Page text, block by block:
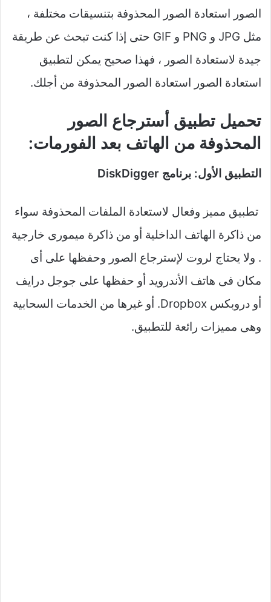
الصور استعادة الصور المحذوفة بتنسيقات مختلفة ،
مثل JPG و PNG و GIF حتى إذا كنت تبحث عن طريقة
جيدة لاستعادة الصور ، فهذا صحيح يمكن لتطبيق
استعادة الصور استعادة الصور المحذوفة من أجلك.
تحميل تطبيق أسترجاع الصور
المحذوفة من الهاتف بعد الفورمات:
التطبيق الأول: برنامج DiskDigger
تطبيق مميز وفعال لاستعادة الملفات المحذوفة سواء
من ذاكرة الهاتف الداخلية أو من ذاكرة ميمورى خارجية
. ولا يحتاج لروت لإسترجاع الصور وحفظها على أى
مكان فى هاتف الأندرويد أو حفظها على جوجل درايف
أو دروبكس Dropbox. أو غيرها من الخدمات السحابية
وهى مميزات رائعة للتطبيق.